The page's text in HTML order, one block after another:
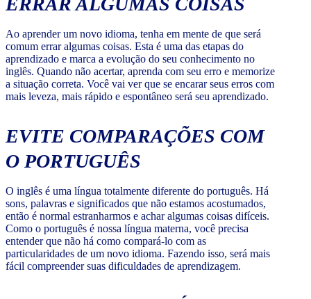
Ao aprender um novo idioma, tenha em mente de que será
comum errar algumas coisas. Esta é uma das etapas do
aprendizado e marca a evolução do seu conhecimento no
inglês. Quando não acertar, aprenda com seu erro e memorize
a situação correta. Você vai ver que se encarar seus erros com
mais leveza, mais rápido e espontâneo será seu aprendizado.
EVITE COMPARAÇÕES COM
O PORTUGUÊS
O inglês é uma língua totalmente diferente do português. Há
sons, palavras e significados que não estamos acostumados,
então é normal estranharmos e achar algumas coisas difíceis.
Como o português é nossa língua materna, você precisa
entender que não há como compará-lo com as
particularidades de um novo idioma. Fazendo isso, será mais
fácil compreender suas dificuldades de aprendizagem.